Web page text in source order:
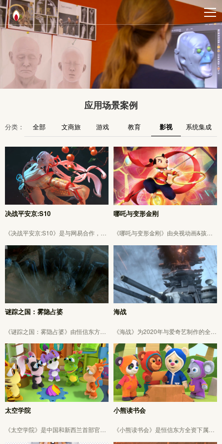
应用场景案例
分类： 全部 文商旅 游戏 教育 影视 系统集成
决战平安京:S10
《决战平安京:S10》是与网易合作，不
总长30秒、恒信东方负责1920*1080概
念设计-三维全流程，Arnold渲染。
哪吒与变形金刚
《哪吒与变形金刚》由央视动画&孩之
影视任中期制作团队之一。
谜踪之国：雾隐占婆
《谜踪之国：雾隐占婆》由恒信东方全
司、湖北夺宝奇兵影视文化有限公司出
品，2021年播出，已获得龙标。
海战
《海战》为2020年与爱奇艺制作的全长
司负责策划-分镜-设计-三维全流程。
太空学院
《太空学院》是中国和新西兰首部官方
小熊读书会
《小熊读书会》是恒信东方全资下属公